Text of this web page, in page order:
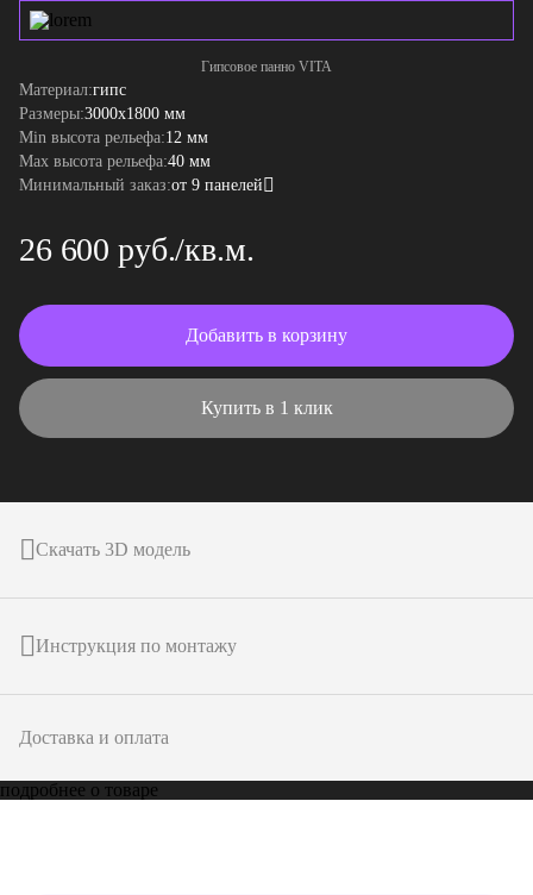
Гипсовое панно VITA
Материал:гипс
Размеры:3000x1800 мм
Min высота рельефа:12 мм
Max высота рельефа:40 мм
Минимальный заказ:от 9 панелей
26 600 руб./кв.м.
Добавить в корзину
Купить в 1 клик
Скачать 3D модель
Инструкция по монтажу
Доставка и оплата
подробнее о товаре